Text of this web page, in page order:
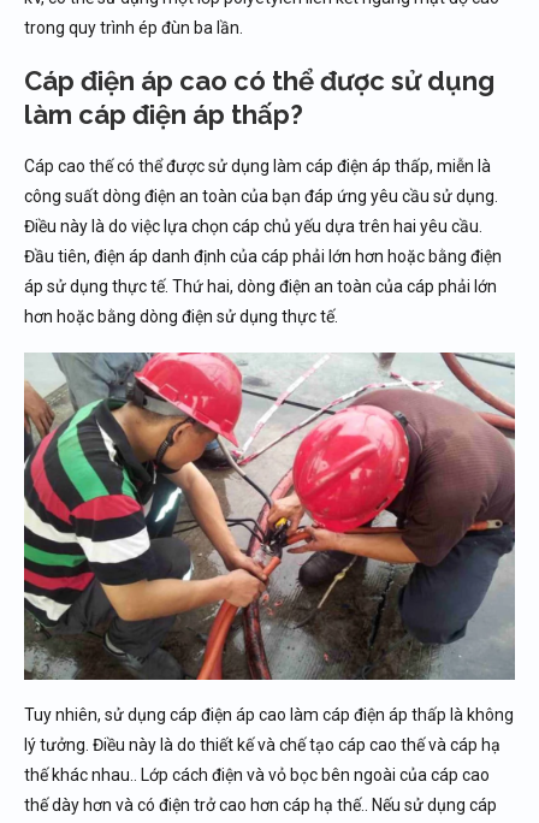
trong quy trình ép đùn ba lần.
Cáp điện áp cao có thể được sử dụng
làm cáp điện áp thấp?
Cáp cao thế có thể được sử dụng làm cáp điện áp thấp, miễn là
công suất dòng điện an toàn của bạn đáp ứng yêu cầu sử dụng.
Điều này là do việc lựa chọn cáp chủ yếu dựa trên hai yêu cầu.
Đầu tiên, điện áp danh định của cáp phải lớn hơn hoặc bằng điện
áp sử dụng thực tế. Thứ hai, dòng điện an toàn của cáp phải lớn
hơn hoặc bằng dòng điện sử dụng thực tế.
Tuy nhiên, sử dụng cáp điện áp cao làm cáp điện áp thấp là không
lý tưởng. Điều này là do thiết kế và chế tạo cáp cao thế và cáp hạ
thế khác nhau.. Lớp cách điện và vỏ bọc bên ngoài của cáp cao
thế dày hơn và có điện trở cao hơn cáp hạ thế.. Nếu sử dụng cáp